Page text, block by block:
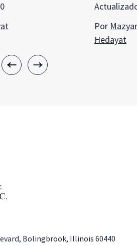
Por
Hedayat
Bolingbrook, Illinois 60440